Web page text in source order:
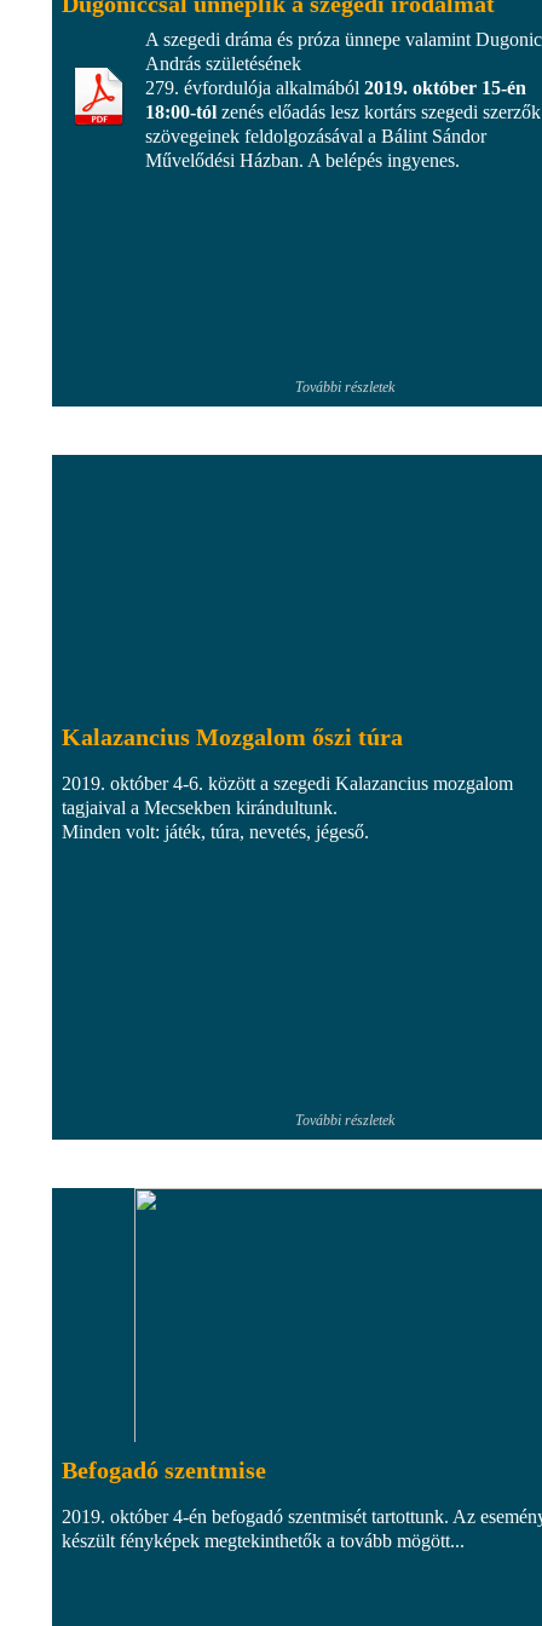
A szegedi dráma és próza ünnepe valamint
András születésének
279. évfordulója alkalmából 2019. október 15-én
18:00-tól zenés előadás lesz kortárs szegedi szerzők
szövegeinek feldolgozásával a Bálint Sándor
Művelődési Házban. A belépés ingyenes.
További részletek
Kalazancius Mozgalom őszi túra
2019. október 4-6. között a szegedi Kalazancius mozgalom
tagjaival a Mecsekben kirándultunk.
Minden volt: játék, túra, nevetés, jégeső.
További részletek
Befogadó szentmise
2019. október 4-én befogadó szentmisét tartottunk. Az
készült fényképek megtekinthetők a tovább mögött...